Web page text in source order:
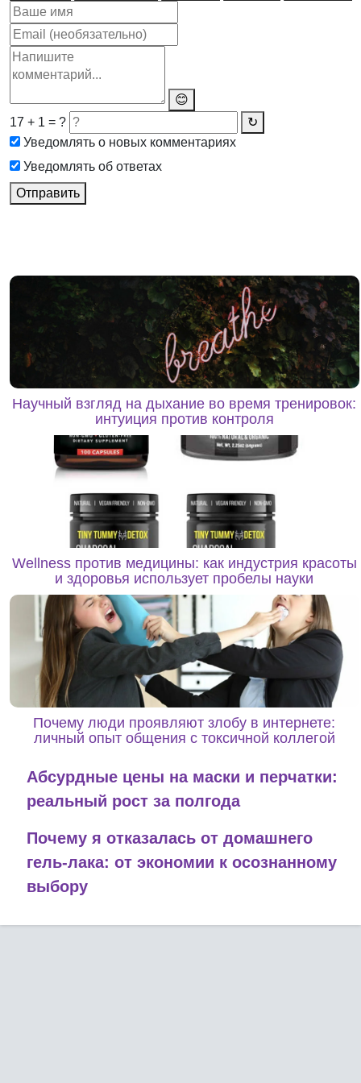
😊
17 + 1 = ?
↻
Уведомлять о новых комментариях
Уведомлять об ответах
Отправить
Научный взгляд на дыхание во время тренировок:
интуиция против контроля
Wellness против медицины: как индустрия красоты
и здоровья использует пробелы науки
Почему люди проявляют злобу в интернете:
личный опыт общения с токсичной коллегой
Абсурдные цены на маски и перчатки:
реальный рост за полгода
Почему я отказалась от домашнего
гель-лака: от экономии к осознанному
выбору